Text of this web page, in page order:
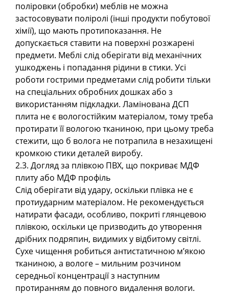
поліровки (обробки) меблів не можна
застосовувати поліролі (інші продукти побутової
хімії), що мають протипоказання. Не
допускається ставити на поверхні розжарені
предмети. Меблі слід оберігати від механічних
ушкоджень і попадання рідини в стики. Усі
роботи гострими предметами слід робити тільки
на спеціальних обробних дошках або з
використанням підкладки. Ламінована ДСП
плита не є вологостійким матеріалом, тому треба
протирати її вологою тканиною, при цьому треба
стежити, що б волога не потрапила в незахищені
кромкою стики деталей виробу.
2.3. Догляд за плівкою ПВХ, що покриває МДФ
плиту або МДФ профіль
Слід оберігати від удару, оскільки плівка не є
протиударним матеріалом. Не рекомендується
натирати фасади, особливо, покриті глянцевою
плівкою, оскільки це призводить до утворення
дрібних подряпин, видимих у відбитому світлі.
Сухе чищення робиться антистатичною м’якою
тканиною, а вологе – мильним розчином
середньої концентрації з наступним
протиранням до повного видалення вологи.